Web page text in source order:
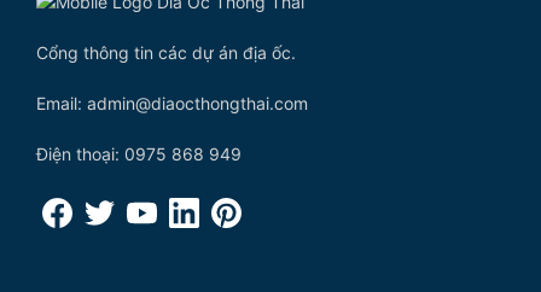
Cổng thông tin các dự án địa ốc.
Email: admin@diaocthongthai.com
Điện thoại: 0975 868 949